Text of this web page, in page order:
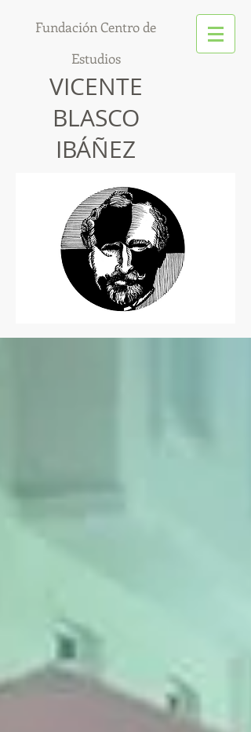
Fundación Centro de
Estudios
VICENTE
BLASCO
IBÁÑEZ